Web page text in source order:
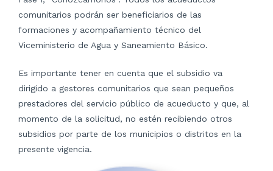
comunitarios podrán ser beneficiarios de las
formaciones y acompañamiento técnico del
Viceministerio de Agua y Saneamiento Básico.
Es importante tener en cuenta que el subsidio va
dirigido a gestores comunitarios que sean pequeños
prestadores del servicio público de acueducto y que, al
momento de la solicitud, no estén recibiendo otros
subsidios por parte de los municipios o distritos en la
presente vigencia.